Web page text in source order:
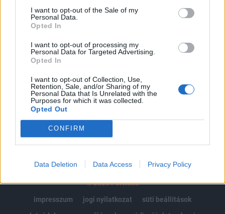
I want to opt-out of the Sale of my
Personal Data.
Opted In
I want to opt-out of processing my
Personal Data for Targeted Advertising.
Opted In
I want to opt-out of Collection, Use,
Retention, Sale, and/or Sharing of my
Personal Data that Is Unrelated with the
Purposes for which it was collected.
Opted Out
CONFIRM
Data Deletion Data Access Privacy Policy
Az előfizetés a következőket tartalmazza:
Portfolio.hu teljes cikkarchívum
Kötéslisták: BÉT elmúlt 2 év napon belüli
kötéslistái
MÁR ELŐFIZETŐNK VAGY?BEJELENTKEZÉS
© 2026 Portfolio
impresszum
jogi nyilatkozat
süti beállítások